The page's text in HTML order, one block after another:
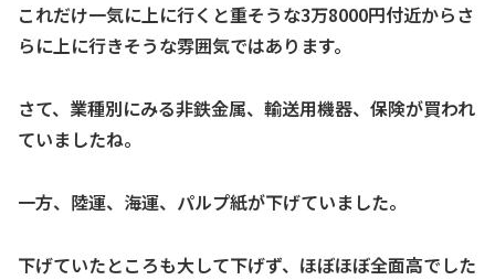
これだけ一気に上に行くと重そうな3万8000円付近からさ
らに上に行きそうな雰囲気ではあります。
さて、業種別にみる非鉄金属、輸送用機器、保険が買われ
ていましたね。
一方、陸運、海運、パルプ紙が下げていました。
下げていたところも大して下げず、ほぼほぼ全面高でした